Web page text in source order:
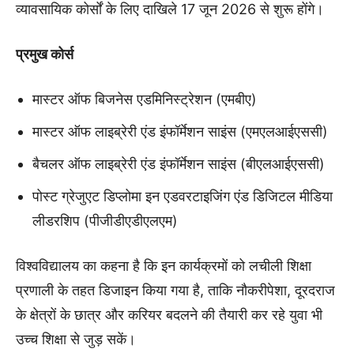
व्यावसायिक कोर्सों के लिए दाखिले 17 जून 2026 से शुरू होंगे।
प्रमुख कोर्स
मास्टर ऑफ बिजनेस एडमिनिस्ट्रेशन (एमबीए)
मास्टर ऑफ लाइब्रेरी एंड इंफॉर्मेशन साइंस (एमएलआईएससी)
बैचलर ऑफ लाइब्रेरी एंड इंफॉर्मेशन साइंस (बीएलआईएससी)
पोस्ट ग्रेजुएट डिप्लोमा इन एडवरटाइजिंग एंड डिजिटल मीडिया
लीडरशिप (पीजीडीएडीएलएम)
विश्वविद्यालय का कहना है कि इन कार्यक्रमों को लचीली शिक्षा
प्रणाली के तहत डिजाइन किया गया है, ताकि नौकरीपेशा, दूरदराज
के क्षेत्रों के छात्र और करियर बदलने की तैयारी कर रहे युवा भी
उच्च शिक्षा से जुड़ सकें।